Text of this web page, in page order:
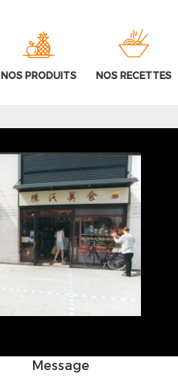
NOS PRODUITS NOS RECETTES
Message